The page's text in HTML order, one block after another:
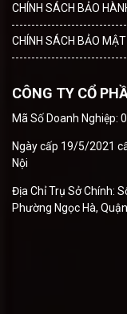
CHÍNH SÁCH BẢO
CHÍNH SÁCH BẢO
CÔNG TY CỔ
Mã Số Doanh Nghiệp:
Ngày cấp 19/5/2021
Nội
Địa Chỉ Trụ Sở Chính:
Phường Ngọc Hà,